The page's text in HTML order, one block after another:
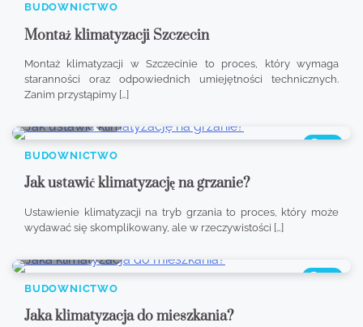
BUDOWNICTWO
Montaż klimatyzacji Szczecin
Montaż klimatyzacji w Szczecinie to proces, który wymaga
staranności oraz odpowiednich umiejętności technicznych.
Zanim przystąpimy […]
372
BUDOWNICTWO
Jak ustawić klimatyzację na grzanie?
Ustawienie klimatyzacji na tryb grzania to proces, który może
wydawać się skomplikowany, ale w rzeczywistości […]
376
BUDOWNICTWO
Jaka klimatyzacja do mieszkania?